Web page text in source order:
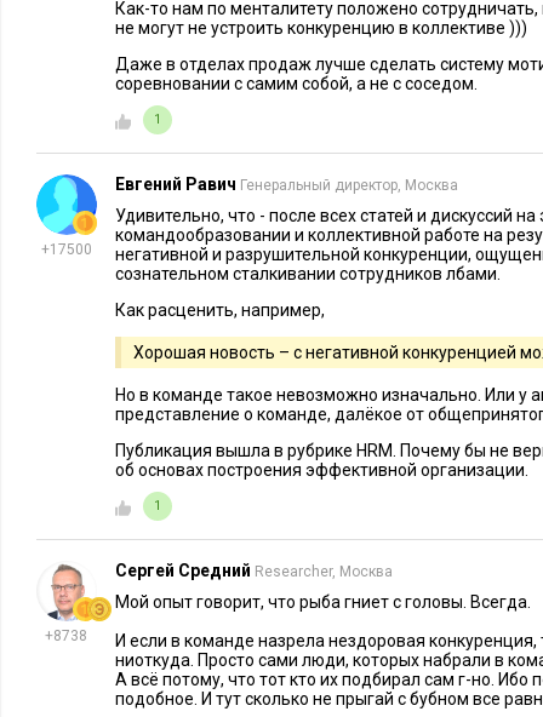
терпеливы.
Поверьте, оно того стоит! Ведь в конечном счете вы
инновационную команду, но и по-настоящему
Также читайте:
HR-МЕНЕДЖМЕНТ
Чем опасна токсичность в
команде, и как эффективно с ней
бороться
офисных
Как-то нам по менталитету положено
не могут не устроить конкуренцию в коллективе )))
Даже в отделах продаж лучше сделать систему
соревновании с самим собой, а не с соседом.
1
+17500
Евгений Равич Генеральный директор, Москва
Удивительно, что - после всех статей и дискуссий
командообразовании и коллективной работе на
негативной и разрушительной конкуренции,
сознательном сталкивании сотрудников лбами.
Как расценить, например,
Хорошая новость – с негативной конкуренцией
Но в команде такое невозможно изначально. Или у
представление о команде, далёкое от
Публикация вышла в рубрике HRM. Почему бы не
об основах построения эффективной организации.
1
+8738
Сергей Средний Researcher, Москва
Мой опыт говорит, что рыба гниет с головы. Всегда.
И если в команде назрела нездоровая конкуренция,
ниоткуда. Просто сами люди, которых набрали в
А всё потому, что тот кто их подбирал сам г-но. Ибо
подобное. И тут сколько не прыгай с бубном все